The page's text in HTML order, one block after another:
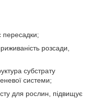
пересадки;
розсади,
субстрату
системи;
для рослин, підвищує